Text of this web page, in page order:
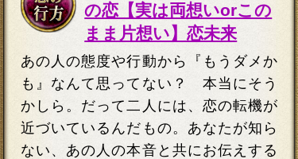
の恋【実は両想いorこの
まま片想い】恋未来
あの人の態度や行動から『もうダメか
も』なんて思ってない？ 本当にそう
かしら。だって二人には、恋の転機が
近づいているんだもの。あなたが知ら
ない、あの人の本音と共にお伝えする